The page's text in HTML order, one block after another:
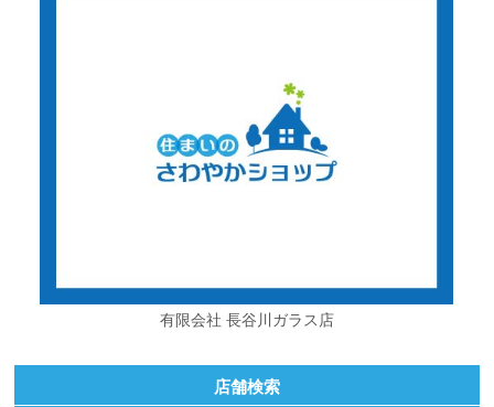
有限会社 長谷川ガラス店
店舗検索